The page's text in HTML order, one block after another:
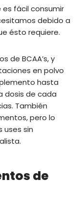
fácil consumir
debido a
ésto requiere.
de BCAA’s, y
en polvo
hasta
dosis de cada
También
pero lo
sin
de